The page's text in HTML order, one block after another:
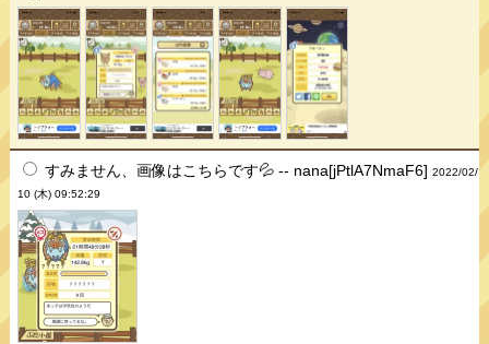
すみません、画像はこちらです💦 -- nana[jPtlA7NmaF6]2022/02/
10 (木) 09:52:29